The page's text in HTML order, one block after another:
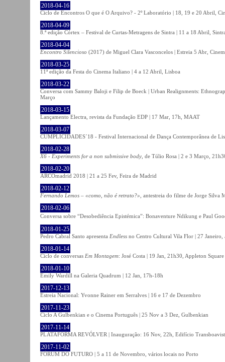
2018-04-16
Ciclo de Encontros O que é O Arquivo? - 2º Laboratório | 18, 19 e 20 Abril,
2018-04-09
8.ª edição Córtex – Festival de Curtas-Metragens de Sintra | 11 a 18 Abril,
2018-04-04
Encontro Silencioso (2017) de Miguel Clara Vasconcelos | Estreia 5 Abr,
2018-03-25
11ª edição da Festa do Cinema Italiano | 4 a 12 Abril, Lisboa
2018-03-22
Conversa com Sammy Baloji e Filip de Boeck | Urban Realignments:
Março
2018-03-15
Lançamento Electra, revista da Fundação EDP | 17 Mar, 17h, MAAT
2018-03-07
CUMPLICIDADES´18 - Festival Internacional de Dança Contemporânea de
2018-02-28
X6 - Experiments for a non submissive body , de Túlio Rosa | 2 e 3 Março,
2018-02-20
ARCOmadrid 2018 | 21 a 25 Fev, Feira de Madrid
2018-02-12
Fernando Lemos – «como, não é retrato?» , antestreia do filme de Jorge Silva
2018-02-06
Conversa sobre “Desobediência Epistémica”: Bonaventure Ndikung e Paul
2018-01-25
Pedro Cabral Santo apresenta Endless no Centro Cultural Vila Flor | 27 Janeiro,
2018-01-14
Ciclo de conversas Em Montagem: José Costa | 19 Jan, 21h30, Appleton Square
2018-01-10
Emily Wardill na Galeria Quadrum | 12 Jan, 17h-18h
2017-12-13
Estreia Nacional: Yvonne Rainer em Serralves | 16 e 17 de Dezembro
2017-11-23
Ciclo A Gulbenkian e o Cinema Português | 25 Nov a 3 Dez, Gulbenkian
2017-11-14
PLATAFORMA REVÓLVER | Inauguração: 16 Nov, 22h, Edifício
2017-11-02
FÓRUM DO FUTURO | 5 a 11 de Novembro, vários locais no Porto